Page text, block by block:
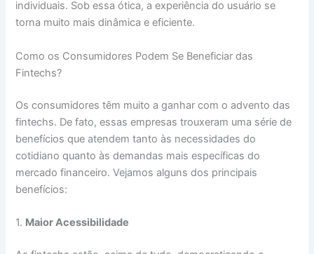
individuais. Sob essa ótica, a experiência do usuário se
torna muito mais dinâmica e eficiente.
Como os Consumidores Podem Se Beneficiar das
Fintechs?
Os consumidores têm muito a ganhar com o advento das
fintechs. De fato, essas empresas trouxeram uma série de
benefícios que atendem tanto às necessidades do
cotidiano quanto às demandas mais específicas do
mercado financeiro. Vejamos alguns dos principais
benefícios:
1. Maior Acessibilidade